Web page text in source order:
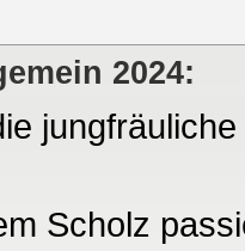
2024:
Scholz